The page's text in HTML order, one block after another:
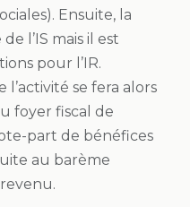
Ensuite, la
l’IS mais il est
pour l’IR.
l’activité se fera alors
foyer fiscal de
part de bénéfices
au barème